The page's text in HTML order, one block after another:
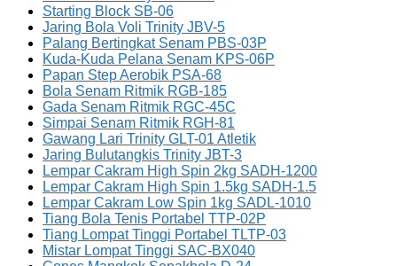
Starting Block SB-06
Jaring Bola Voli Trinity JBV-5
Palang Bertingkat Senam PBS-03P
Kuda-Kuda Pelana Senam KPS-06P
Papan Step Aerobik PSA-68
Bola Senam Ritmik RGB-185
Gada Senam Ritmik RGC-45C
Simpai Senam Ritmik RGH-81
Gawang Lari Trinity GLT-01 Atletik
Jaring Bulutangkis Trinity JBT-3
Lempar Cakram High Spin 2kg SADH-1200
Lempar Cakram High Spin 1.5kg SADH-1.5
Lempar Cakram Low Spin 1kg SADL-1010
Tiang Bola Tenis Portabel TTP-02P
Tiang Lompat Tinggi Portabel TLTP-03
Mistar Lompat Tinggi SAC-BX040